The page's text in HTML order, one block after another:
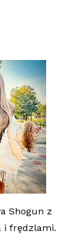
Shogun z
i frędzlami.